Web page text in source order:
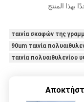
ταινία σκαφών της
90um ταινία
ταινία